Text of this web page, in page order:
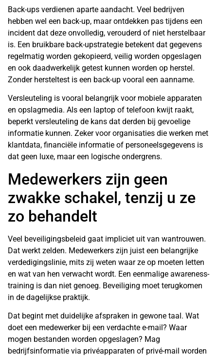
Back-ups verdienen aparte aandacht. Veel bedrijven
hebben wel een back-up, maar ontdekken pas tijdens een
incident dat deze onvolledig, verouderd of niet herstelbaar
is. Een bruikbare back-upstrategie betekent dat gegevens
regelmatig worden gekopieerd, veilig worden opgeslagen
en ook daadwerkelijk getest kunnen worden op herstel.
Zonder hersteltest is een back-up vooral een aanname.
Versleuteling is vooral belangrijk voor mobiele apparaten
en opslagmedia. Als een laptop of telefoon kwijt raakt,
beperkt versleuteling de kans dat derden bij gevoelige
informatie kunnen. Zeker voor organisaties die werken met
klantdata, financiële informatie of personeelsgegevens is
dat geen luxe, maar een logische ondergrens.
Medewerkers zijn geen
zwakke schakel, tenzij u ze
zo behandelt
Veel beveiligingsbeleid gaat impliciet uit van wantrouwen.
Dat werkt zelden. Medewerkers zijn juist een belangrijke
verdedigingslinie, mits zij weten waar ze op moeten letten
en wat van hen verwacht wordt. Een eenmalige awareness-
training is dan niet genoeg. Beveiliging moet terugkomen
in de dagelijkse praktijk.
Dat begint met duidelijke afspraken in gewone taal. Wat
doet een medewerker bij een verdachte e-mail? Waar
mogen bestanden worden opgeslagen? Mag
bedrijfsinformatie via privéapparaten of privé-mail worden